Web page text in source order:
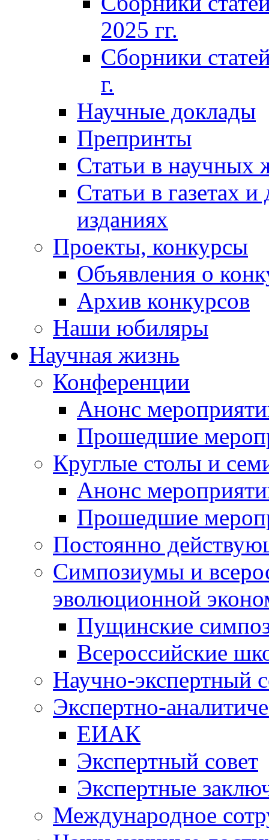
2025 гг.
Сборники
г.
Научные доклады
Препринты
Статьи в научных
Статьи в газетах
изданиях
Проекты, конкурсы
Объявления о
Архив конкурсов
Наши юбиляры
Научная жизнь
Конференции
Анонс
Прошедшие
Круглые столы и
Анонс
Прошедшие
Постоянно
Симпозиумы и
эволюционной
Пущинские
Всероссийские
Научно-экспертный
Экспертно-
ЕИАК
Экспертный совет
Экспертные
Международное